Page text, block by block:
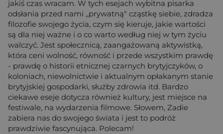
jakiś czas wracam. W tych esejach wybitna pisarka
odsłania przed nami ,,prywatną" cząstkę siebie, zdradza
filozofie swojego życia, czym się kieruje, jakie wartości
są dla niej ważne i o co warto według niej w tym życiu
walczyć. Jest społecznicą, zaangażowaną aktywistką,
która ceni wolność, równość i przede wszystkim prawdę
- prawdę o historii etnicznej czarnych brytyjczyków, o
koloniach, niewolnictwie i aktualnym opłakanym stanie
brytyjskiej gospodarki, służby zdrowia itd. Bardzo
ciekawe eseje dotycza również kultury, jest miejsce na
festiwale, na wydarzenia filmowe. Słowem, Zadie
zabiera nas do swojego świata i jest to podróż
prawdziwie fascynująca. Polecam!